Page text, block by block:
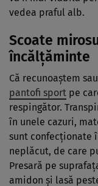
vedea praful alb.
Scoate
încălţăminte
Că recunoaştem
pantofi sport pe
respingător.
în unele cazuri,
sunt confecţionate
neplăcut, de care
Presară pe
amidon şi lasă